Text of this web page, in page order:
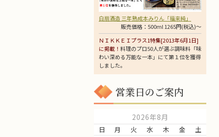
白扇酒造 三年熟成本みりん「福来純」
販売価格：500ml 1265円(税込)～
ＮＩＫＫＥＩプラス1特集[2013年6月1日]
に掲載！ 料理のプロ50人が選ぶ調味料「味
わい深める万能な一本」にて第１位を獲得
しました。
営業日のご案内
2026年8月
日 月 火 水 木 金
土